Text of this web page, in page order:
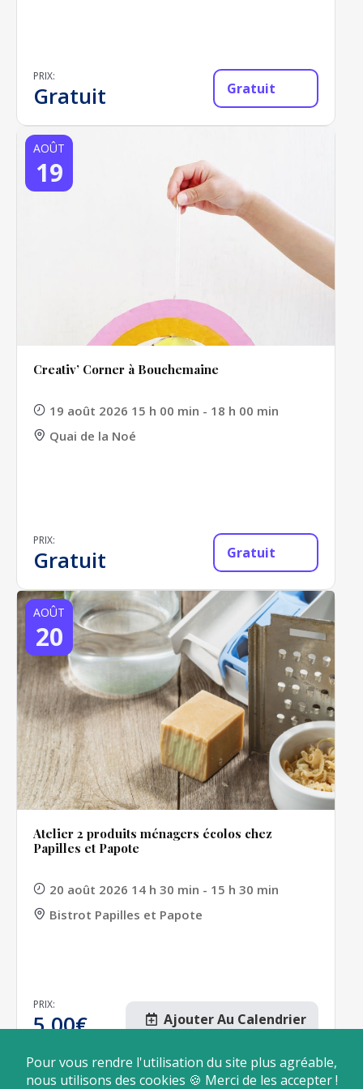
PRIX:
Gratuit Gratuit
AOÛT
19
Creativ’ Corner à Bouchemaine
19 août 2026 15 h 00 min - 18 h 00 min
Quai de la Noé
PRIX:
Gratuit Gratuit
AOÛT
20
Atelier 2 produits ménagers écolos chez
Papilles et Papote
20 août 2026 14 h 30 min - 15 h 30 min
Bistrot Papilles et Papote
PRIX:
5,00€ Ajouter Au Calendrier